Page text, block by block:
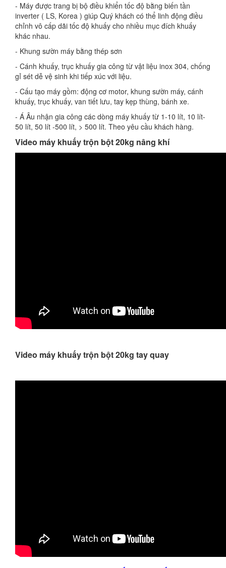
- Máy được trang bị bộ điều khiển tốc độ bằng biến tần
inverter ( LS, Korea ) giúp Quý khách có thể linh động điều
chỉnh vô cấp dãi tốc độ khuấy cho nhiều mục đích khuấy
khác nhau.
- Khung sườn máy bằng thép sơn
- Cánh khuấy, trục khuấy gia công từ vật liệu inox 304, chống
gỉ sét dễ vệ sinh khi tiếp xúc với liệu.
- Cấu tạo máy gồm: động cơ motor, khung sườn máy, cánh
khuấy, trục khuấy, van tiết lưu, tay kẹp thùng, bánh xe.
- Á Âu nhận gia công các dòng máy khuấy từ 1-10 lít, 10 lít-
50 lít, 50 lít -500 lít, > 500 lít. Theo yêu cầu khách hàng.
Video máy khuấy trộn bột 20kg nâng khí
Video máy khuấy trộn bột 20kg tay quay